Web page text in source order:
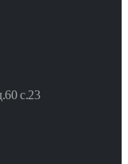
с.23